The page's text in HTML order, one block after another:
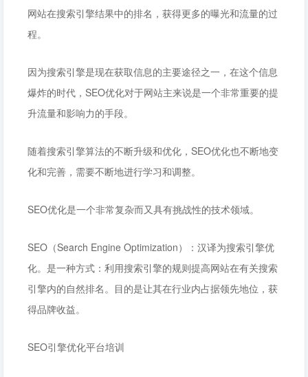
网站在搜索引擎结果中的排名，获得更多的曝光和流量的过
程。
因为搜索引擎是现在获取信息的主要途径之一，在这个信息
爆炸的时代，SEO优化对于网站主来说是一个非常重要的提
升流量和影响力的手段。
随着搜索引擎算法的不断升级和优化，SEO优化也不断地变
化和完善，需要不断地进行学习和调整。
SEO优化是一个非常复杂而又具有挑战性的技术领域。
SEO（Search Engine Optimization）：汉译为搜索引擎优
化。是一种方式：利用搜索引擎的规则提高网站在有关搜索
引擎内的自然排名。目的是让其在行业内占据领先地位，获
得品牌收益。
SEO引擎优化平台培训